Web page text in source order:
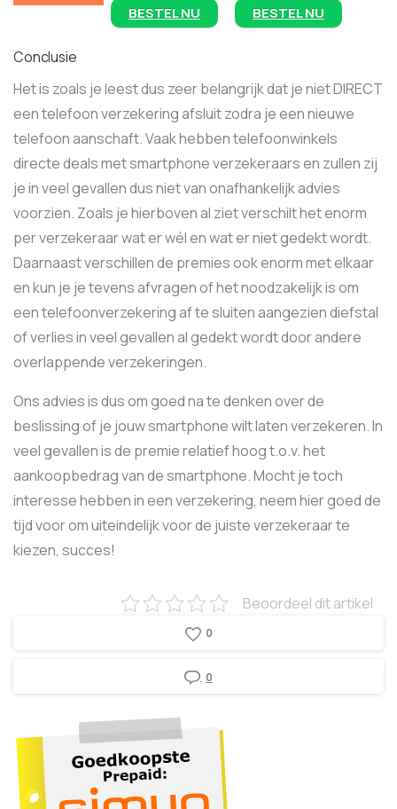
BESTEL NU BESTEL NU
Conclusie
Het is zoals je leest dus zeer belangrijk dat je niet DIRECT
een telefoon verzekering afsluit zodra je een nieuwe
telefoon aanschaft. Vaak hebben telefoonwinkels
directe deals met smartphone verzekeraars en zullen zij
je in veel gevallen dus niet van onafhankelijk advies
voorzien. Zoals je hierboven al ziet verschilt het enorm
per verzekeraar wat er wél en wat er niet gedekt wordt.
Daarnaast verschillen de premies ook enorm met elkaar
en kun je je tevens afvragen of het noodzakelijk is om
een telefoonverzekering af te sluiten aangezien diefstal
of verlies in veel gevallen al gedekt wordt door andere
overlappende verzekeringen.
Ons advies is dus om goed na te denken over de
beslissing of je jouw smartphone wilt laten verzekeren. In
veel gevallen is de premie relatief hoog t.o.v. het
aankoopbedrag van de smartphone. Mocht je toch
interesse hebben in een verzekering, neem hier goed de
tijd voor om uiteindelijk voor de juiste verzekeraar te
kiezen, succes!
Beoordeel dit artikel
0
0